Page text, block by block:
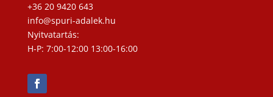
+36 20 9420 643
info@spuri-adalek.hu
Nyitvatartás:
H-P: 7:00-12:00 13:00-16:00